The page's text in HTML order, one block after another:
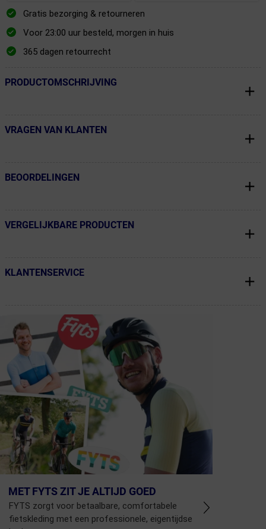
Gratis bezorging & retourneren
Voor 23:00 uur besteld, morgen in huis
365 dagen retourrecht
← Terug naar productnavigatie
PRODUCTOMSCHRIJVING
← Terug naar productnavigatie
VRAGEN VAN KLANTEN
← Terug naar productnavigatie
BEOORDELINGEN
← Terug naar productnavigatie
VERGELIJKBARE PRODUCTEN
← Terug naar productnavigatie
KLANTENSERVICE
MET FYTS ZIT JE ALTIJD GOED
FYTS zorgt voor betaalbare, comfortabele
fietskleding met een professionele, eigentijdse